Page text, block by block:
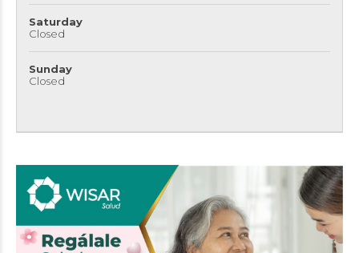
Saturday
Closed
Sunday
Closed